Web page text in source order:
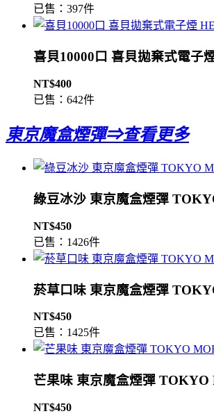
已售：397件
喜貝10000口 喜貝拋棄式電子
NT$400
已售：642件
東京魔盒煙彈⇒查看更多
綠豆冰沙 東京魔盒煙彈
NT$450
已售：1426件
菸草口味 東京魔盒煙彈
NT$450
已售：1425件
芒果味 東京魔盒煙彈
NT$450